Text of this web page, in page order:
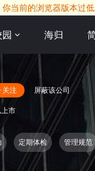
你当前的浏览器版本过
园 海归
关注 屏蔽该公司
上市
定期体检 管理规范